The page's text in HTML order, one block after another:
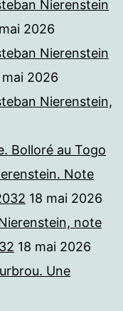
Nierenstein
2026
Nierenstein
mai 2026
Nierenstein,
Bolloré au Togo
Note
18 mai 2026
note
18 mai 2026
Une